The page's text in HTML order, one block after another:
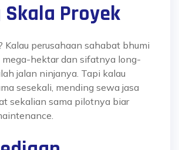
Proyek
Kalau perusahaan sahabat bhumi
hektar dan sifatnya long-
jalan ninjanya. Tapi kalau
sesekali, mending sewa jasa
sekalian sama pilotnya biar